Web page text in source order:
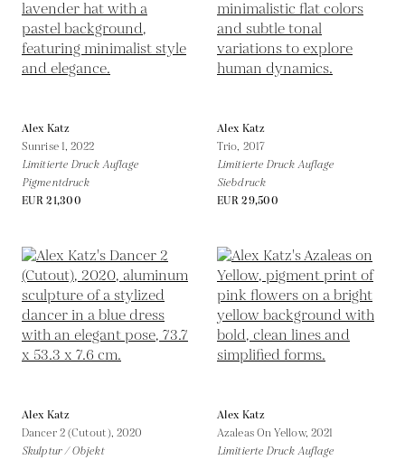
Alex Katz
Sunrise 1,2022
Limitierte Druck Auflage
Pigmentdruck
EUR 21,300
Alex Katz
Trio, 2017
Limitierte Druck Auflage
Siebdruck
EUR 29,500
Alex Katz
Dancer 2 (Cutout), 2020
Skulptur / Objekt
Alex Katz
Azaleas On Yellow, 2021
Limitierte Druck Auflage